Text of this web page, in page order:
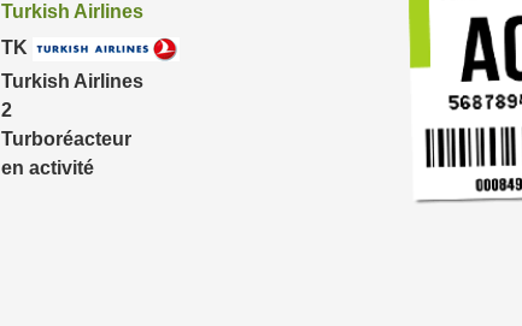
Turkish Airlines
TK
Turkish Airlines
2
Turboréacteur
en activité